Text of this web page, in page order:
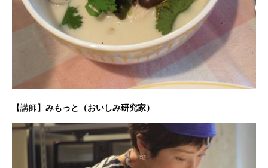
【講師】 みもっと （おいしみ研究家）
ア
お
フ
ォ